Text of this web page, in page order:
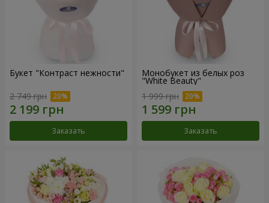
Букет "Контраст нежности"
2 749 грн
Заказать
Монобукет из белых роз
"White Beauty"
1 999 грн
Заказать